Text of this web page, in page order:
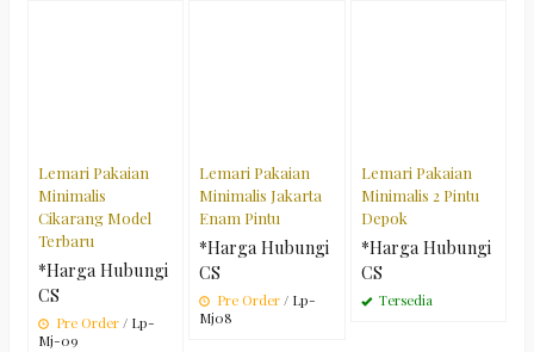
Lemari Pakaian
Minimalis
Cikarang Model
Terbaru
*Harga Hubungi
CS
Pre Order / Lp-
Mj-09
Lemari Pakaian
Minimalis Jakarta
Enam Pintu
*Harga Hubungi
CS
Pre Order / Lp-
Mj08
Lemari Pakaian
Minimalis 2 Pintu
Depok
*Harga Hubungi
CS
Tersedia